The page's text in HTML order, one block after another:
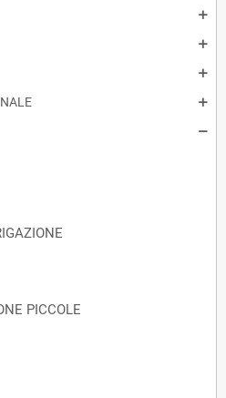
PICCOLE